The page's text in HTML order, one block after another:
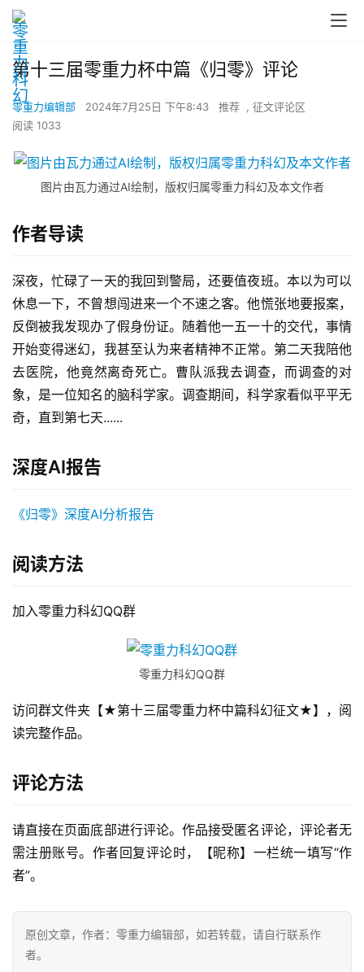
零
重
力
征
文
第十三届零重力杯中篇《归零》评论
零重力编辑部 2024年7月25日 下午8:43 推荐 , 征文评论区
阅读 1033
图片由瓦力通过AI绘制，版权归属零重力科幻及本文作者
作者导读
深夜，忙碌了一天的我回到警局，还要值夜班。本以为可以
休息一下，不曾想闯进来一个不速之客。他慌张地要报案，
反倒被我发现办了假身份证。随着他一五一十的交代，事情
开始变得迷幻，我甚至认为来者精神不正常。第二天我陪他
去医院，他竟然离奇死亡。曹队派我去调查，而调查的对
象，是一位知名的脑科学家。调查期间，科学家看似平平无
奇，直到第七天......
深度AI报告
《归零》深度AI分析报告
阅读方法
加入零重力科幻QQ群
零重力科幻QQ群
访问群文件夹【★第十三届零重力杯中篇科幻征文★】，阅
读完整作品。
评论方法
请直接在页面底部进行评论。作品接受匿名评论，评论者无
需注册账号。作者回复评论时，【昵称】一栏统一填写“作
者”。
原创文章，作者：零重力编辑部，如若转载，请自行联系作
者。